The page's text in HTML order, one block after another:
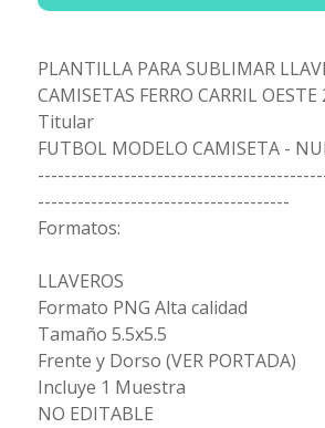
PLANTILLA PARA SUBLIMAR
CAMISETAS FERRO CARRIL
Titular
FUTBOL MODELO CAMISETA -
--------------------------------------
Formatos:
LLAVEROS
Formato PNG Alta calidad
Tamaño 5.5x5.5
Frente y Dorso (VER PORTADA)
Incluye 1 Muestra
NO EDITABLE